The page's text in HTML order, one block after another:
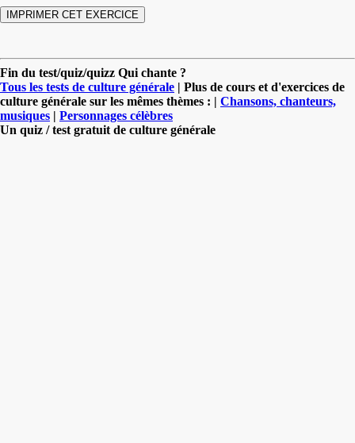
Fin du test/quiz/quizz Qui chante ?
Tous les tests de culture générale | Plus de cours et d'exercices de
culture générale sur les mêmes thèmes : | Chansons, chanteurs,
musiques | Personnages célèbres
Un quiz / test gratuit de culture générale